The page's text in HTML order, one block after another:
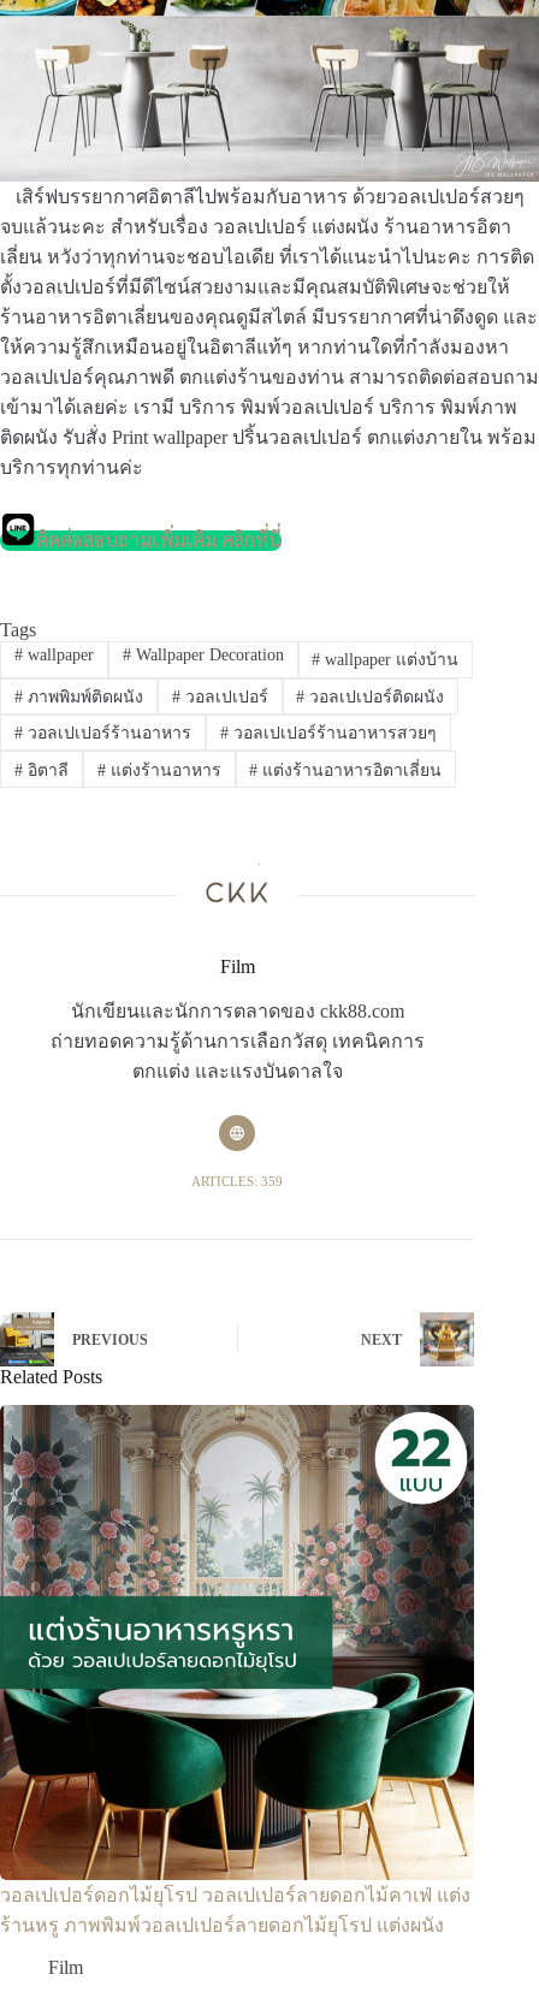
เสิร์ฟบรรยากาศอิตาลีไปพร้อมกับอาหาร ด้วยวอลเปเปอร์สวยๆ
จบแล้วนะคะ สำหรับเรื่อง วอลเปเปอร์ แต่งผนัง ร้านอาหารอิตา
เลี่ยน หวังว่าทุกท่านจะชอบไอเดีย ที่เราได้แนะนำไปนะคะ การติด
ตั้งวอลเปเปอร์ที่มีดีไซน์สวยงามและมีคุณสมบัติพิเศษจะช่วยให้
ร้านอาหารอิตาเลี่ยนของคุณดูมีสไตล์ มีบรรยากาศที่น่าดึงดูด และ
ให้ความรู้สึกเหมือนอยู่ในอิตาลีแท้ๆ หากท่านใดที่กำลังมองหา
วอลเปเปอร์คุณภาพดี ตกแต่งร้านของท่าน สามารถติดต่อสอบถาม
เข้ามาได้เลยค่ะ เรามี บริการ พิมพ์วอลเปเปอร์ บริการ พิมพ์ภาพ
ติดผนัง รับสั่ง Print wallpaper ปริ้นวอลเปเปอร์ ตกแต่งภายใน พร้อม
บริการทุกท่านค่ะ
ติดต่อสอบถามเพิ่มเติม คลิกที่นี่
Tags
#wallpaper #Wallpaper Decoration # wallpaper แต่งบ้าน
#ภาพพิมพ์ติดผนัง #วอลเปเปอร์ # วอลเปเปอร์ติดผนัง
#วอลเปเปอร์ร้านอาหาร #วอลเปเปอร์ร้านอาหารสวยๆ
#อิตาลี #แต่งร้านอาหาร # แต่งร้านอาหารอิตาเลี่ยน
Film
นักเขียนและนักการตลาดของ ckk88.com
ถ่ายทอดความรู้ด้านการเลือกวัสดุ เทคนิคการ
ตกแต่ง และแรงบันดาลใจ
ARTICLES: 359
PREVIOUS NEXT
Related Posts
วอลเปเปอร์ดอกไม้ยุโรป วอลเปเปอร์ลายดอกไม้คาเฟ่ แต่ง
ร้านหรู ภาพพิมพ์วอลเปเปอร์ลายดอกไม้ยุโรป แต่งผนัง
Film